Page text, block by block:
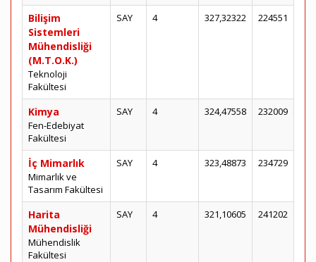
Bilişim
Sistemleri
Mühendisliği
(M.T.O.K.)
Teknoloji
Fakültesi
SAY 4 327,32322 224551
Kimya
Fen-Edebiyat
Fakültesi
SAY 4 324,47558 232009
İç Mimarlık
Mimarlık ve
Tasarım Fakültesi
SAY 4 323,48873 234729
Harita
Mühendisliği
Mühendislik
Fakültesi
SAY 4 321,10605 241202